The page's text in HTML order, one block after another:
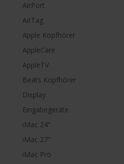
AirPort
AirTag
Apple Kopfhörer
AppleCare
AppleTV
Beats Kopfhörer
Display
Eingabegeräte
iMac 24"
iMac 27"
iMac Pro